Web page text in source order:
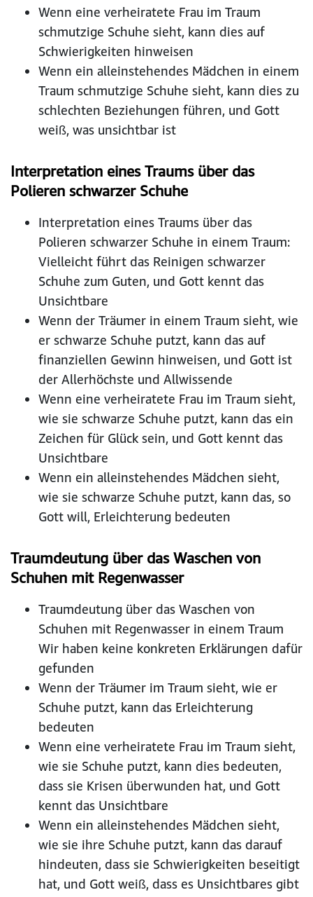
Wenn eine verheiratete Frau im Traum
schmutzige Schuhe sieht, kann dies auf
Schwierigkeiten hinweisen
Wenn ein alleinstehendes Mädchen in einem
Traum schmutzige Schuhe sieht, kann dies zu
schlechten Beziehungen führen, und Gott
weiß, was unsichtbar ist
Interpretation eines Traums über das
Polieren schwarzer Schuhe
Interpretation eines Traums über das
Polieren schwarzer Schuhe in einem Traum:
Vielleicht führt das Reinigen schwarzer
Schuhe zum Guten, und Gott kennt das
Unsichtbare
Wenn der Träumer in einem Traum sieht, wie
er schwarze Schuhe putzt, kann das auf
finanziellen Gewinn hinweisen, und Gott ist
der Allerhöchste und Allwissende
Wenn eine verheiratete Frau im Traum sieht,
wie sie schwarze Schuhe putzt, kann das ein
Zeichen für Glück sein, und Gott kennt das
Unsichtbare
Wenn ein alleinstehendes Mädchen sieht,
wie sie schwarze Schuhe putzt, kann das, so
Gott will, Erleichterung bedeuten
Traumdeutung über das Waschen von
Schuhen mit Regenwasser
Traumdeutung über das Waschen von
Schuhen mit Regenwasser in einem Traum
Wir haben keine konkreten Erklärungen dafür
gefunden
Wenn der Träumer im Traum sieht, wie er
Schuhe putzt, kann das Erleichterung
bedeuten
Wenn eine verheiratete Frau im Traum sieht,
wie sie Schuhe putzt, kann dies bedeuten,
dass sie Krisen überwunden hat, und Gott
kennt das Unsichtbare
Wenn ein alleinstehendes Mädchen sieht,
wie sie ihre Schuhe putzt, kann das darauf
hindeuten, dass sie Schwierigkeiten beseitigt
hat, und Gott weiß, dass es Unsichtbares gibt